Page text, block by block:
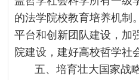
的法学院校教育培养机制
平台和创新团队建设，加
院建设，建好高校哲学社
五、培育壮大国家战